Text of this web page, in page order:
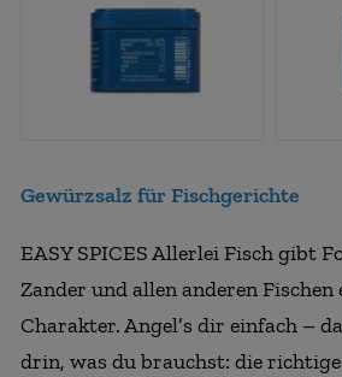
Gewürzsalz für Fischgerichte
EASY SPICES Allerlei Fisch gibt
Zander und allen anderen
Charakter. Angel’s dir einfach –
drin, was du brauchst: die